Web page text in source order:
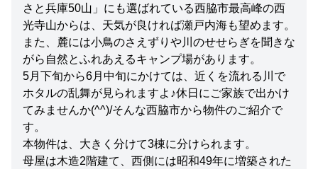
さと兵庫50山」にも選ばれている西脇市最高峰の西
光寺山からは、天気が良ければ瀬戸内海も望めます。
また、麓には小鳥のさえずりや川のせせらぎを聞きな
がら自然とふれあえるキャンプ場があります。
5月下旬から6月中旬にかけては、近くを流れる川で
ホタルの乱舞が見られますよ♪休日にご家族で出かけ
てみませんか(^^)/そんな西脇市から物件のご紹介で
す。
本物件は、大きく分けて3棟に分けられます。
母屋は木造2階建て、西側には昭和49年に増築された